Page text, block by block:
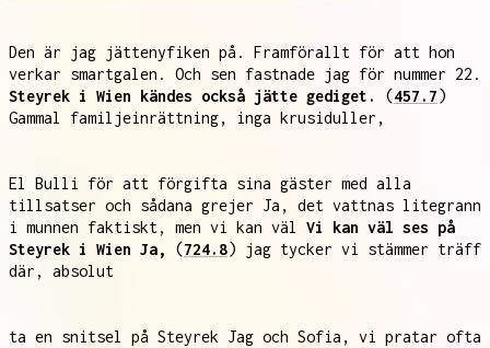
Den är jag jättenyfiken på. Framförallt för att hon
verkar smartgalen. Och sen fastnade jag för nummer 22.
Steyrek i Wien kändes också jätte gediget.
(457.7)
Gammal familjeinrättning, inga krusiduller,
El Bulli för att förgifta sina gäster med alla
tillsatser och sådana grejer Ja, det vattnas litegrann
i munnen faktiskt, men vi kan väl Vi kan väl ses på
Steyrek i Wien Ja,
(724.8) jag tycker vi stämmer träff
där, absolut
ta en snitsel på Steyrek Jag och Sofia, vi pratar ofta